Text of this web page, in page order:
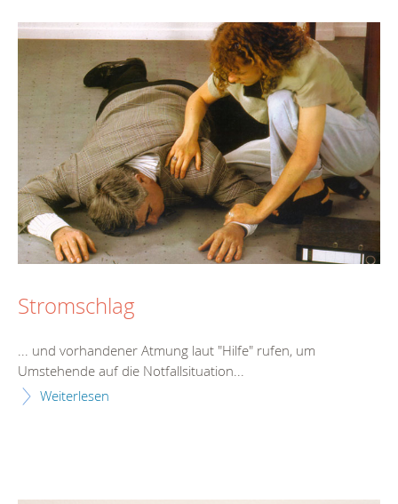
Stromschlag
... und vorhandener Atmung laut "Hilfe" rufen, um
Umstehende auf die Notfallsituation...
Weiterlesen